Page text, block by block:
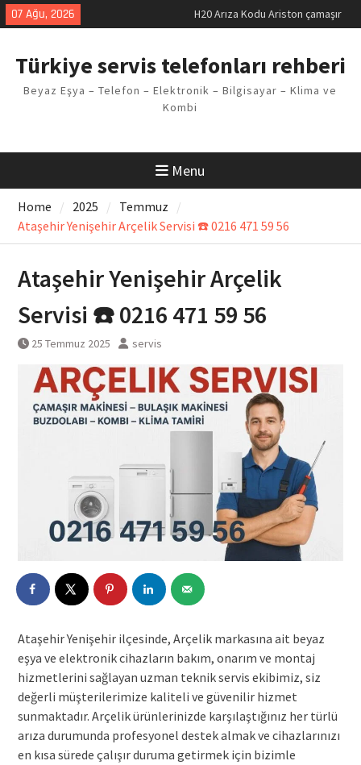
Skip
to
07 Ağu, 2026
LG kombi E2 Arızası Çözümü
Vaillant çamaşır makinesi E03
Arıza Kodu
Ferroli klima E3 Arızası Çözümü
Türkiye servis telefonları rehberi
Beyaz Eşya – Telefon – Elektronik – Bilgisayar – Klima ve
Kombi
Menu
Home 2025
Temmuz
Ataşehir Yenişehir Arçelik Servisi ☎️ 0216 471 59 56
Ataşehir Yenişehir Arçelik
Servisi ☎️ 0216 471 59 56
25 Temmuz 2025 servis
Ataşehir Yenişehir ilçesinde, Arçelik markasına ait beyaz
eşya ve elektronik cihazların bakım, onarım ve montaj
hizmetlerini sağlayan uzman teknik servis ekibimiz, siz
değerli müşterilerimize kaliteli ve güvenilir hizmet
sunmaktadır. Arçelik ürünlerinizde karşılaştığınız her türlü
arıza durumunda profesyonel destek almak ve cihazlarınızı
en kısa sürede çalışır duruma getirmek için bizimle